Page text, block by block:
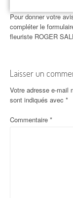
Pour donner votre
compléter le
fleuriste ROGER
Laisser un
Votre adresse e-mail
sont indiqués avec *
Commentaire *